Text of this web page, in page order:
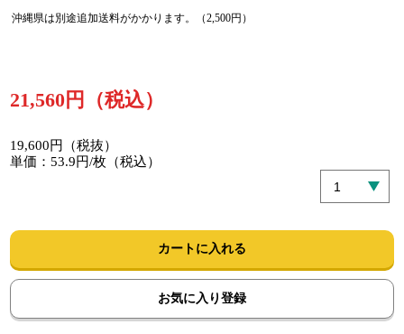
沖縄県は別途追加送料がかかります。（2,500円）
21,560円（税込）
19,600円（税抜）
単価：53.9円/枚（税込）
カートに入れる
お気に入り登録